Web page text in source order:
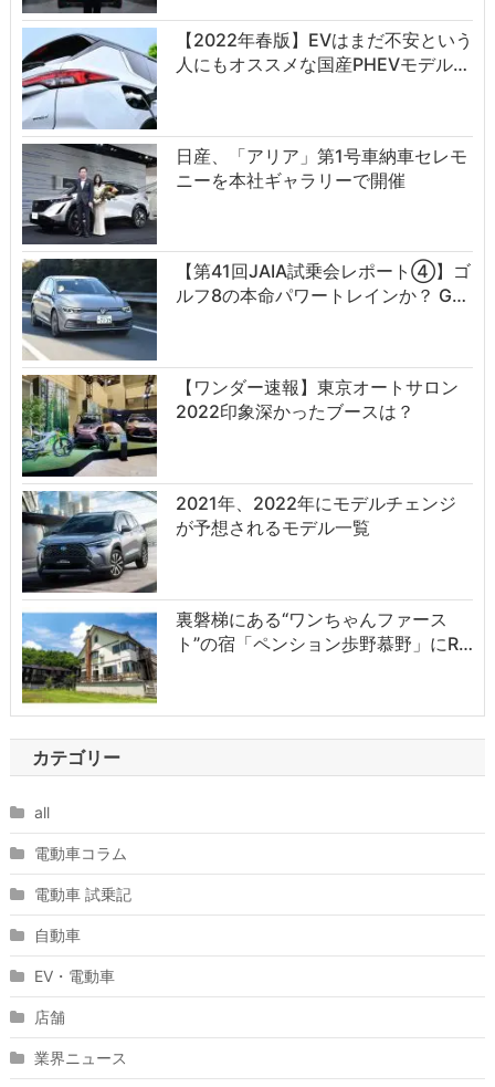
【2022年春版】EVはまだ不安という
人にもオススメな国産PHEVモデル…
日産、「アリア」第1号車納車セレモ
ニーを本社ギャラリーで開催
【第41回JAIA試乗会レポート④】ゴ
ルフ8の本命パワートレインか？ G…
【ワンダー速報】東京オートサロン
2022印象深かったブースは？
2021年、2022年にモデルチェンジ
が予想されるモデル一覧
裏磐梯にある“ワンちゃんファース
ト”の宿「ペンション歩野慕野」にR…
カテゴリー
all
電動車コラム
電動車 試乗記
自動車
EV・電動車
店舗
業界ニュース